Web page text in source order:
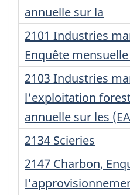
d'enregistrement
:
annuelle sur la
Numéro
d'enregistrement
:
2101 Industries
Enquête
Numéro
d'enregistrement
:
2103 Industries
l'exploitation
annuelle sur les
Numéro
d'enregistrement
:
2134 Scieries
Numéro
d'enregistrement
2147 Charbon,